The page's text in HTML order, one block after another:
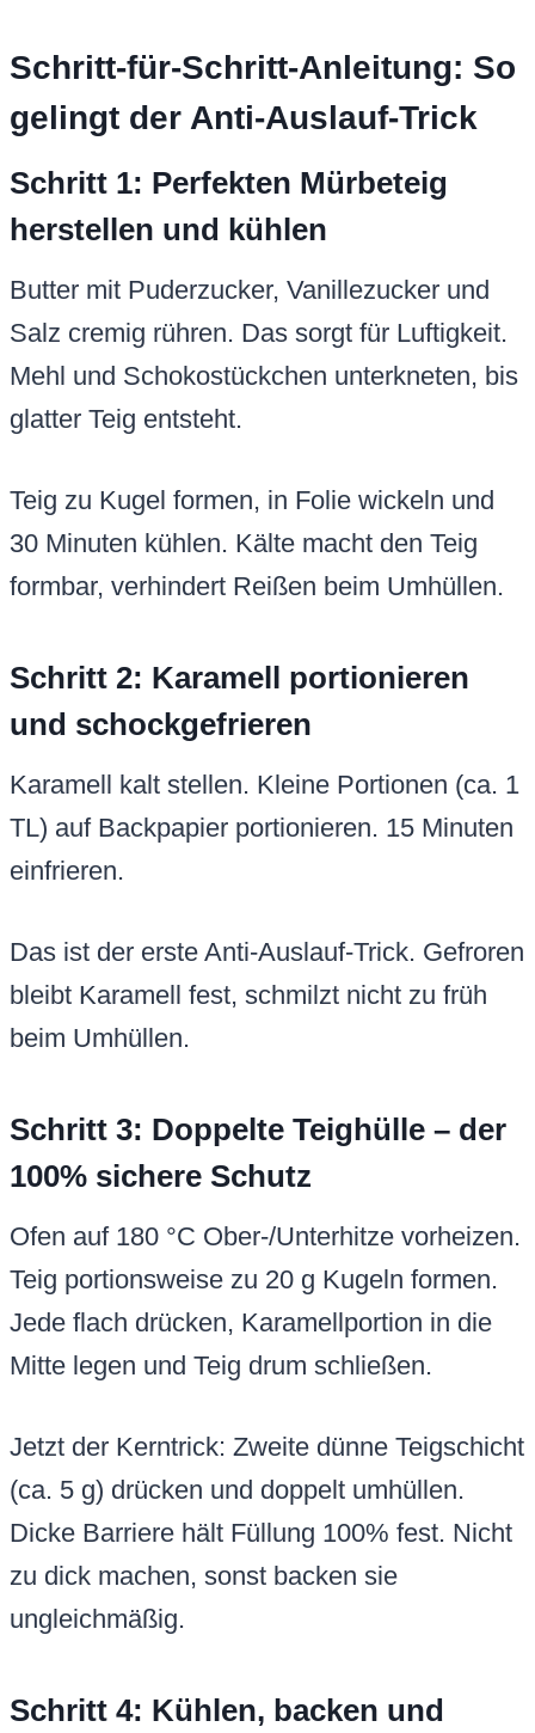
Schritt-für-Schritt-Anleitung: So
gelingt der Anti-Auslauf-Trick
Schritt 1: Perfekten Mürbeteig
herstellen und kühlen
Butter mit Puderzucker, Vanillezucker und
Salz cremig rühren. Das sorgt für Luftigkeit.
Mehl und Schokostückchen unterkneten, bis
glatter Teig entsteht.
Teig zu Kugel formen, in Folie wickeln und
30 Minuten kühlen. Kälte macht den Teig
formbar, verhindert Reißen beim Umhüllen.
Schritt 2: Karamell portionieren
und schockgefrieren
Karamell kalt stellen. Kleine Portionen (ca. 1
TL) auf Backpapier portionieren. 15 Minuten
einfrieren.
Das ist der erste Anti-Auslauf-Trick. Gefroren
bleibt Karamell fest, schmilzt nicht zu früh
beim Umhüllen.
Schritt 3: Doppelte Teighülle – der
100% sichere Schutz
Ofen auf 180 °C Ober-/Unterhitze vorheizen.
Teig portionsweise zu 20 g Kugeln formen.
Jede flach drücken, Karamellportion in die
Mitte legen und Teig drum schließen.
Jetzt der Kerntrick: Zweite dünne Teigschicht
(ca. 5 g) drücken und doppelt umhüllen.
Dicke Barriere hält Füllung 100% fest. Nicht
zu dick machen, sonst backen sie
ungleichmäßig.
Schritt 4: Kühlen, backen und